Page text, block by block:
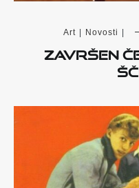
Art Novosti
Završen